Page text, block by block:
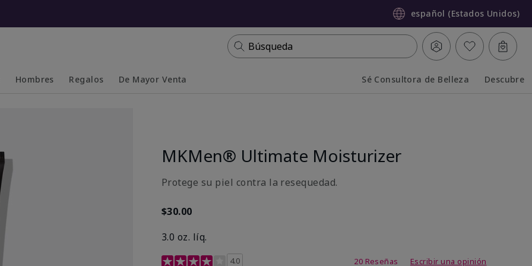
español (Estados Unidos)
Búsqueda
Hombres Regalos De Mayor Venta Sé Consultora de Belleza Descubre
MKMen® Ultimate Moisturizer
Protege su piel contra la resequedad.
$30.00
3.0 oz. líq.
Calificación de clientes de 3,7 de 5
4.0 20 Reseñas Escribir una opinión